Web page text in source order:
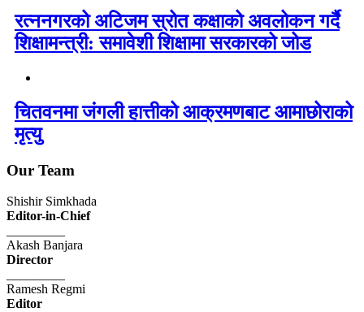
रत्ननगरको अटिजम स्रोत कक्षाको अवलोकन गर्दै
शिक्षामन्त्री: समावेशी शिक्षामा सरकारको जोड
चितवनमा जंगली हात्तीको आक्रमणबाट आमाछोराको
मृत्यु
Our Team
Shishir Simkhada
Editor-in-Chief
Akash Banjara
Director
Ramesh Regmi
Editor